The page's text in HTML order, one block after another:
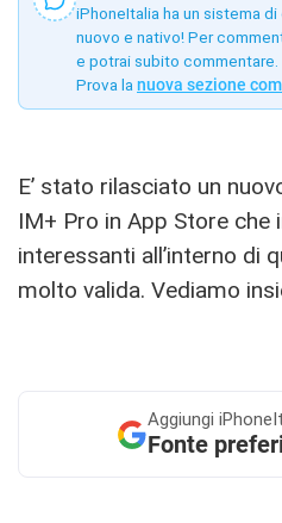
iPhoneItalia ha un sistema
nuovo e nativo! Per
e potrai subito commentare.
Prova la nuova sezione
E’ stato rilasciato un
IM+ Pro in App Store
interessanti all’interno di
molto valida. Vediamo
Aggiungi
Fonte